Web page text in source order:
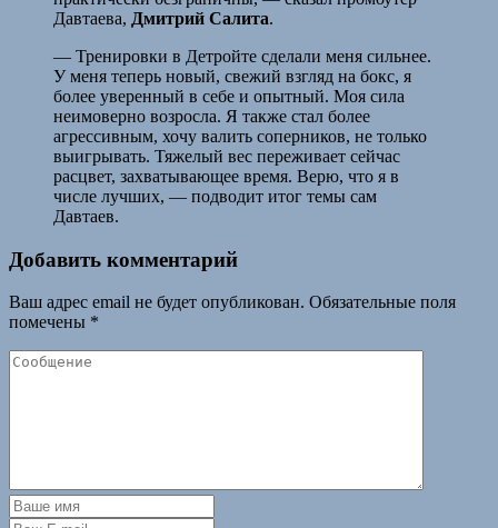
Давтаева, Дмитрий Салита.
— Тренировки в Детройте сделали меня сильнее.
У меня теперь новый, свежий взгляд на бокс, я
более уверенный в себе и опытный. Моя сила
неимоверно возросла. Я также стал более
агрессивным, хочу валить соперников, не только
выигрывать. Тяжелый вес переживает сейчас
расцвет, захватывающее время. Верю, что я в
числе лучших, — подводит итог темы сам
Давтаев.
Добавить комментарий
Ваш адрес email не будет опубликован. Обязательные поля
помечены *